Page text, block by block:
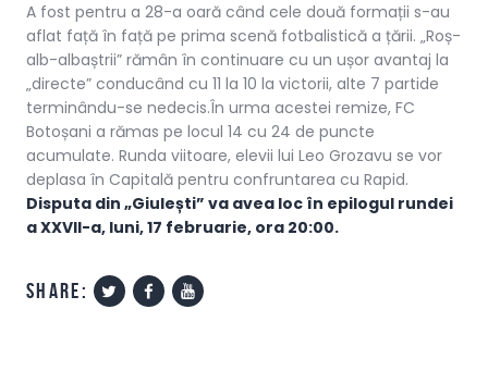
A fost pentru a 28-a oară când cele două formații s-au
aflat față în față pe prima scenă fotbalistică a țării. „Roș-
alb-albaștrii” rămân în continuare cu un ușor avantaj la
„directe” conducând cu 11 la 10 la victorii, alte 7 partide
terminându-se nedecis.În urma acestei remize, FC
Botoșani a rămas pe locul 14 cu 24 de puncte
acumulate. Runda viitoare, elevii lui Leo Grozavu se vor
deplasa în Capitală pentru confruntarea cu Rapid.
Disputa din „Giulești” va avea loc în epilogul rundei
a XXVII-a, luni, 17 februarie, ora 20:00.
share: